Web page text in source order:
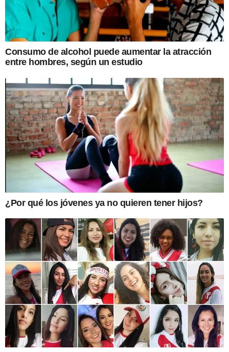
Consumo de alcohol puede aumentar la atracción
entre hombres, según un estudio
¿Por qué los jóvenes ya no quieren tener hijos?